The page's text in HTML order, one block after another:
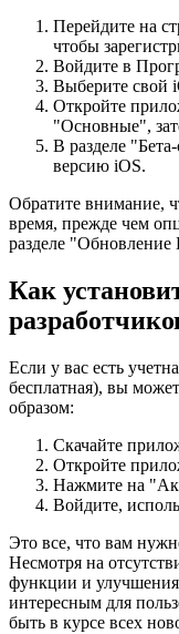
Перейдите на
чтобы
Войдите в
Выберите свой
Откройте
"Основные",
В разделе
версию iOS.
Обратите внимание,
время, прежде чем
разделе
Как
Если у вас есть
бесплатная), вы
образом:
Скачайте
Откройте
Нажмите на
Войдите,
Это все, что вам
Несмотря на
функции и
интересным для
быть в курсе всех